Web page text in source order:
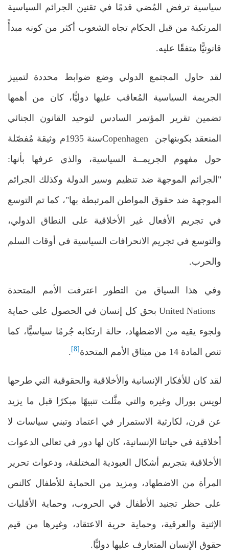
سياسية ترفض المُضي قدمًا في تقنين الجرائم السياسية
المرتكبة من قبل الحكام تجاه الشعوب أكثر من كونه مبدأً
قانونيًّا متفقًا عليه.
لقد حاول المجتمع الدولي وضع ضوابط محددة لتمييز
الجريمة السياسية المُعاقب عليها دوليًّا، كان من أهمها
تضمين تقرير المؤتمر السادس لتوحيد القانون الجنائي
المنعقد بكوبنهاجن Copenhagenسنة 1935م وثيقة مُفصّلة
حول مفهوم الجريمــة السياسية، والذي عرفها بأنها:
"الجرائم الموجهة ضد تنظيم وسير الدولة وكذلك الجرائم
الموجهة ضد حقوق المواطن المرتبطة بها"، كما تم التوسع
في تجريم الأفعال غير الأخلاقية على النطاق الدولي،
والتوسع في تجريم الانحرافات السياسية في أوقات السلم
والحرب.
وفي هذا السياق من التطور اعترفت الأمم المتحدة
United Nations بحق كل إنسان في الحصول على حماية
ولجوء يقيه من الاضطهاد، حالة ارتكابه جُرمًا سياسيًّا، كما
تنص المادة 14 من ميثاق الأمم المتحدة
[8]
.
لقد كان للأفكار الإنسانية والأخلاقية والحقوقية التي طرحها
لويس بورال وغيره والتي مثَّلت تنبيهًا مبكرًا قبل ما يزيد
عن قرن، لكارثية الاستمرار في اعتماد وتبني سياسات لا
أخلاقية في حياتنا الإنسانية، كان لها دور في تعالي الدعوات
الأخلاقية بتجريم أشكال العبودية المختلفة، ودعوات تحرير
المرأة من الاضطهاد، ومزيد من الحماية للأطفال كالنص
على حظر تجنيد الأطفال في الحروب، وحماية الأقليات
الإثنية والعرقية، وحماية حرية الاعتقاد، وغيرها من قيم
حقوق الإنسان المتعارف عليها دوليًّا.